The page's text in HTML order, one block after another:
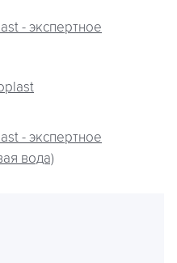
- экспертное
- экспертное
вода)